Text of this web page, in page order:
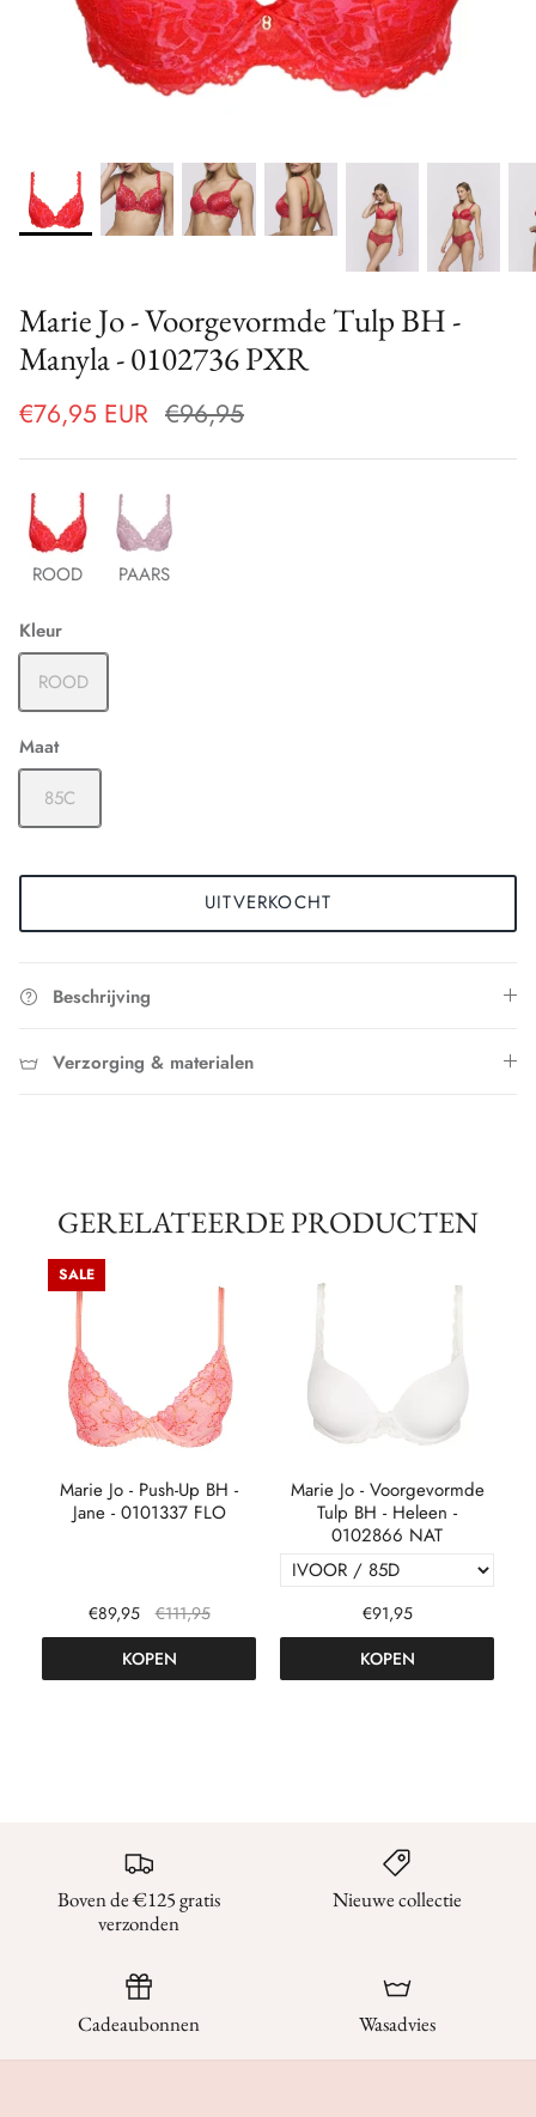
Marie Jo - Voorgevormde Tulp BH -
Manyla - 0102736 PXR
€76,95 EUR €96,95
ROOD PAARS
Kleur
ROOD
Maat
85C
UITVERKOCHT
Beschrijving
Verzorging & materialen
GERELATEERDE PRODUCTEN
SALE
Marie Jo - Push-Up BH -
Jane - 0101337 FLO
€89,95
€111,95
KOPEN
Marie Jo - Voorgevormde
Tulp BH - Heleen -
0102866 NAT
€91,95
KOPEN
Boven de €125 gratis
verzonden
Nieuwe collectie
Cadeaubonnen Wasadvies